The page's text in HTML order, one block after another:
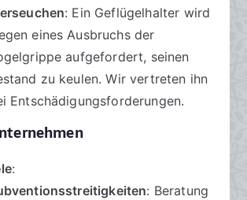
: Ein Geflügelhalter wird
eines Ausbruchs der
aufgefordert, seinen
zu keulen. Wir vertreten ihn
Entschädigungsforderungen.
:
: Beratung